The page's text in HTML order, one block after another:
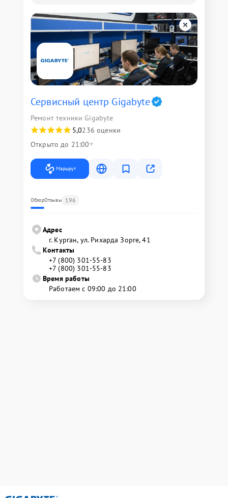
Сервисный центр Gigabyte
Ремонт техники Gigabyte
5,0236 оценки
Открыто до 21:00
Маршрут
ОбзорОтзывы 196
Адрес
г. Курган, ул. Рихарда Зорге, 41
Контакты
+7 (800) 301-55-83
+7 (800) 301-55-83
Время работы
Работаем с 09:00 до 21:00